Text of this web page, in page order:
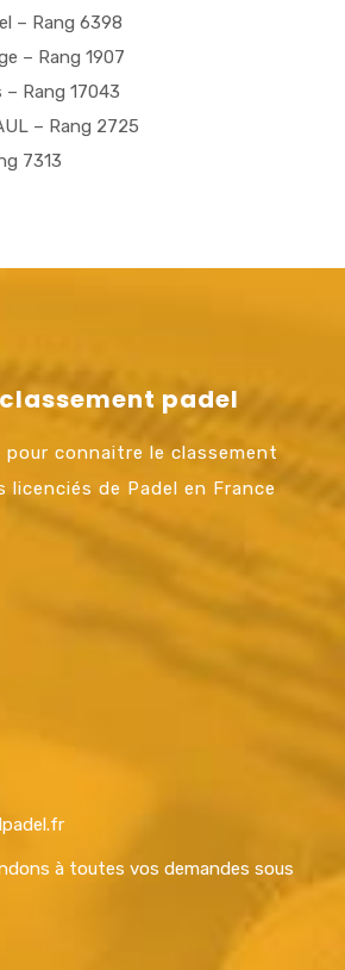
– Rang 6398
– Rang 1907
– Rang 17043
– Rang 2725
7313
classement padel
pour connaitre le classement
licenciés de Padel en France
à toutes vos demandes sous